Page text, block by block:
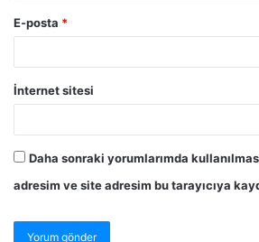
E-posta *
İnternet sitesi
Daha sonraki yorumlarımda
adresim ve site adresim bu tarayıcıya